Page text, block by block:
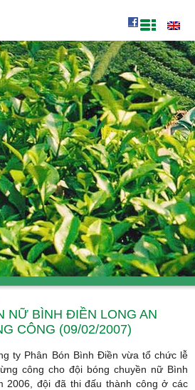
NỮ BÌNH ĐIỀN LONG AN
CÔNG (09/02/2007)
ty Phân Bón Bình Điền vừa tổ chức lễ
công cho đội bóng chuyền nữ Bình
2006, đội đã thi đấu thành công ở các